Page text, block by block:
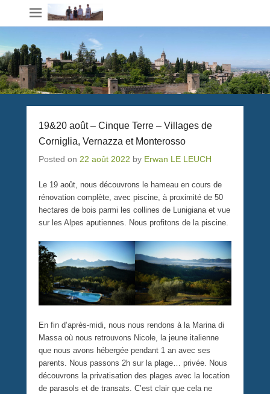
19&20 août – Cinque Terre – Villages de
Corniglia, Vernazza et Monterosso
Posted on 22 août 2022 by Erwan LE LEUCH
Le 19 août, nous découvrons le hameau en cours de
rénovation complète, avec piscine, à proximité de 50
hectares de bois parmi les collines de Lunigiana et vue
sur les Alpes aputiennes. Nous profitons de la piscine.
En fin d’après-midi, nous nous rendons à la Marina di
Massa où nous retrouvons Nicole, la jeune italienne
que nous avons hébergée pendant 1 an avec ses
parents. Nous passons 2h sur la plage… privée. Nous
découvrons la privatisation des plages avec la location
de parasols et de transats. C’est clair que cela ne